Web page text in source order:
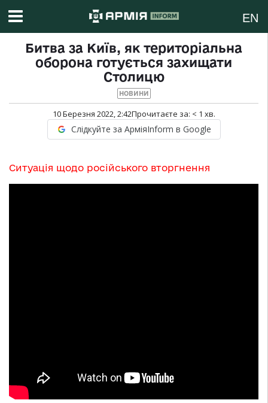
EN
Битва за Київ, як територіальна
оборона готується захищати
Столицю
НОВИНИ
10 Березня 2022, 2:42Прочитаєте за: < 1 хв.
Слідкуйте за АрміяInform в Google
Ситуація щодо російського вторгнення